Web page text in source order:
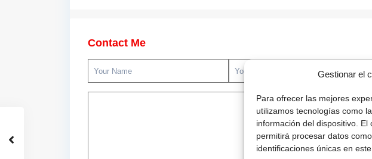
Gestionar el
Para ofrecer las mejores
utilizamos tecnologías como
información del dispositivo.
permitirá procesar datos
identificaciones únicas en este
Contact Me